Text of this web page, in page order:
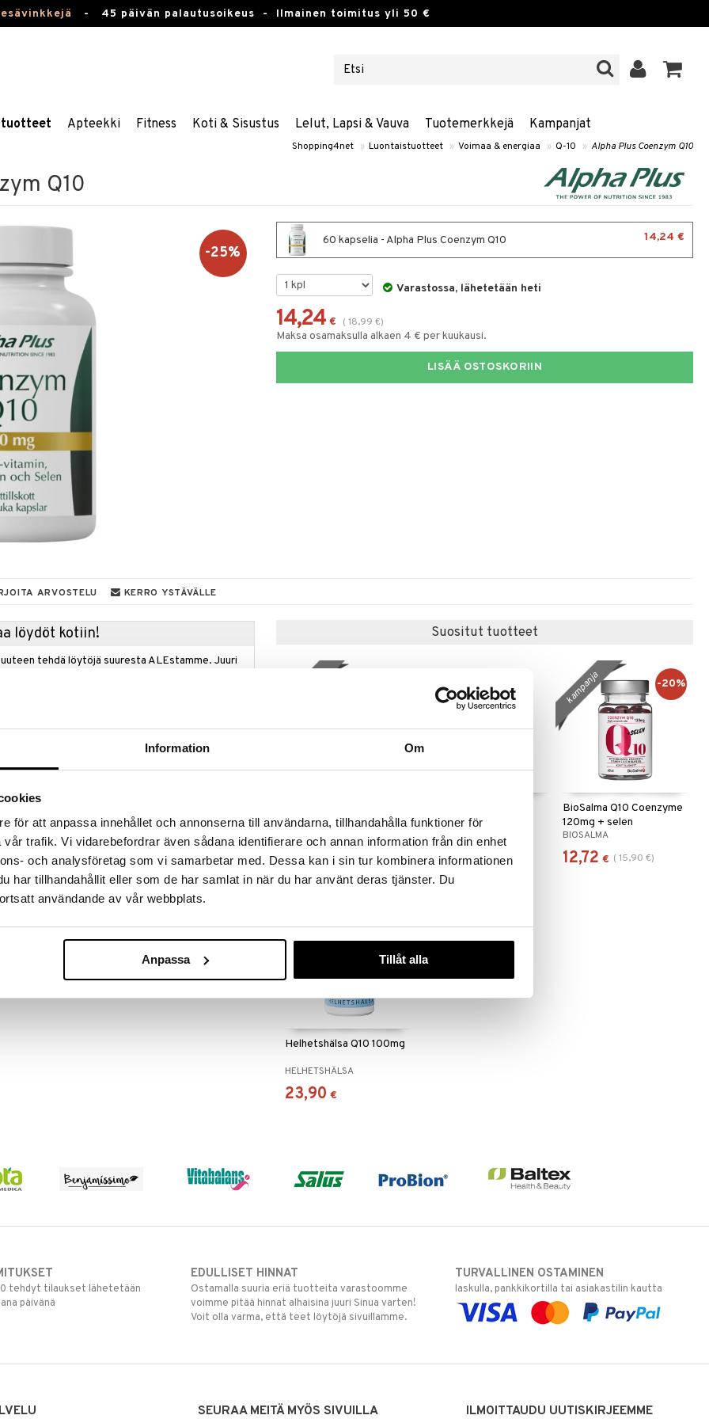
Information Om
för att anpassa innehållet och annonserna till användarna, tillhandahålla funktioner för
trafik. Vi vidarebefordrar även sådana identifierare och annan information från din enhet
och analysföretag som vi samarbetar med. Dessa kan i sin tur kombinera informationen
har tillhandahållit eller som de har samlat in när du har använt deras tjänster. Du
användande av vår webbplats.
Anpassa Tillåt alla
- 45 päivän palautusoikeus - Ilmainen toimitus yli 50 €
Apteekki Fitness Koti & Sisustus Lelut, Lapsi & Vauva Tuotemerkkejä Kampanjat
Shopping4net » Luontaistuotteet » Voimaa & energiaa » Q-10 » Alpha Plus Coenzym Q10
Q10
-25%
60 kapselia - Alpha Plus Coenzym Q10 14,24 €
Varastossa, lähetetään heti
14,24 € ( 18,99 €)
Maksa osamaksulla alkaen 4 € per kuukausi.
LISÄÄ OSTOSKORIIN
ARVOSTELU KERRO YSTÄVÄLLE
löydöt kotiin!
tehdä löytöjä suuresta ALEstamme. Juuri
ale-löydöt »
ja seleeniä.
koentsyymi jota löytyy etenkin solujen
tukevat solujen suojaa hapettumista vastaan.
normaalia toimintaa.
yhteydessä.
Suositut tuotteet
ALPHA PLUS
14,24 € ( 18,99€)
HELHETSHÄLSA
25,01 €
BioSalma Q10 Coenzyme
120mg + selen
BIOSALMA
12,72 € ( 15,90 €)
kampanja -20%
Helhetshälsa Q10 100mg
HELHETSHÄLSA
23,90 €
tehdyt tilaukset lähetetään
päivänä
EDULLISET HINNAT
Ostamalla suuria eriä tuotteita varastoomme
voimme pitää hinnat alhaisina juuri Sinua varten!
Voit olla varma, että teet löytöjä sivuillamme.
TURVALLINEN OSTAMINEN
laskulla, pankkikortilla tai asiakastilin kautta
SEURAA MEITÄ MYÖS SIVUILLA ILMOITTAUDU UUTISKIRJEEMME